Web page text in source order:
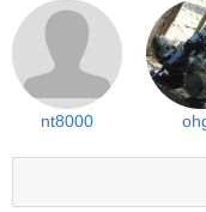
nt8000